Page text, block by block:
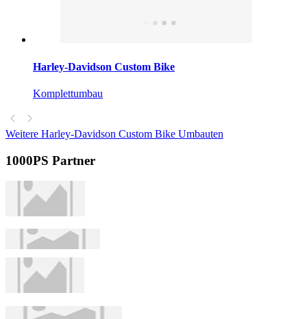
Harley-Davidson Custom Bike
Komplettumbau
Weitere Harley-Davidson Custom Bike Umbauten
1000PS Partner